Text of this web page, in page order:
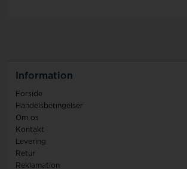
Information
Forside
Handelsbetingelser
Om os
Kontakt
Levering
Retur
Reklamation